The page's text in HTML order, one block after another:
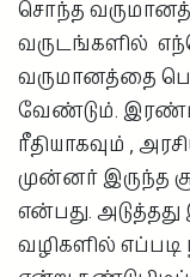
சொந்த
வருடங்களில்
வருமானத்தை
வேண்டும்.
ரீதியாகவும் ,
முன்னர் இருந்த
என்பது.
வழிகளில்